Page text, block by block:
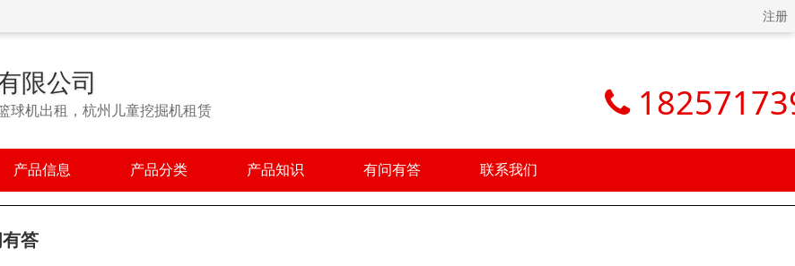
注册
限公司
球机出租，杭州儿童挖掘机租赁
产品信息 产品分类 产品知识 有问有答 联系我们
答